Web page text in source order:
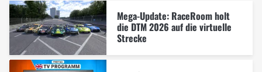
Mega-Update: RaceRoom holt
die DTM 2026 auf die virtuelle
Strecke